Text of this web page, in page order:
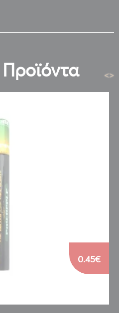
Προϊόντα
0.45€
<>